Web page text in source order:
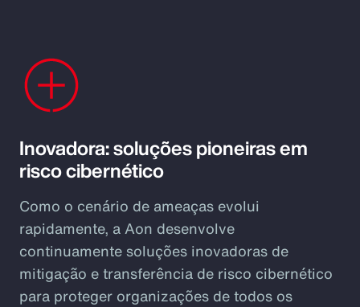
Inovadora: soluções pioneiras em
risco cibernético
Como o cenário de ameaças evolui
rapidamente, a Aon desenvolve
continuamente soluções inovadoras de
mitigação e transferência de risco cibernético
para proteger organizações de todos os